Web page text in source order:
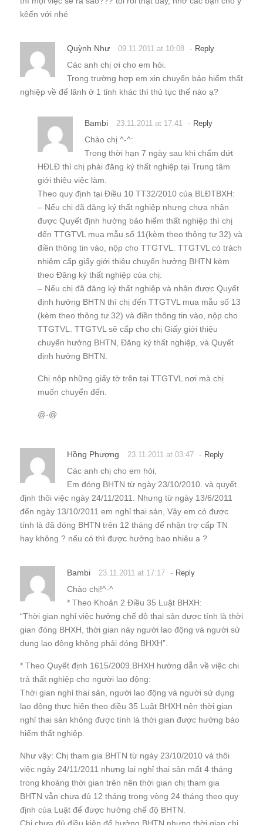
kêến với nhé
Quỳnh Như 09.11.2011 at 10:08 - Reply
Các anh chị ơi cho em hỏi.
Trong trường hợp em xin chuyển bảo hiểm thất
nghiệp về để lãnh ở 1 tỉnh khác thì thủ tục thế nào ạ?
Bambi 23.11.2011 at 17:41 - Reply
Chào chị ^-^:
Trong thời hạn 7 ngày sau khi chấm dứt
HĐLĐ thì chị phải đăng ký thất nghiệp tại Trung tâm
giới thiệu việc làm.
Theo quy định tại Điều 10 TT32/2010 của BLĐTBXH:
– Nếu chị đã đăng ký thất nghiệp nhưng chưa nhận
được Quyết định hưởng bảo hiểm thất nghiệp thì chị
đến TTGTVL mua mẫu số 11(kèm theo thông tư 32) và
điền thông tin vào, nộp cho TTGTVL. TTGTVL có trách
nhiệm cấp giấy giới thiệu chuyển hưởng BHTN kèm
theo Đăng ký thất nghiệp của chị.
– Nếu chị đã đăng ký thất nghiệp và nhận được Quyết
định hưởng BHTN thì chị đến TTGTVL mua mẫu số 13
(kèm theo thông tư 32) và điền thông tin vào, nộp cho
TTGTVL. TTGTVL sẽ cấp cho chị Giấy giới thiệu
chuyển hưởng BHTN, Đăng ký thất nghiệp, và Quyết
định hưởng BHTN.
Chị nộp những giấy tờ trên tại TTGTVL nơi mà chị
muốn chuyển đến.
@-@
Hồng Phượng 23.11.2011 at 03:47 - Reply
Các anh chị cho em hỏi,
Em đóng BHTN từ ngày 23/10/2010. và quyết
định thôi việc ngày 24/11/2011. Nhưng từ ngày 13/6/2011
đến ngày 13/10/2011 em nghỉ thai sản, Vậy em có được
tính là đã đóng BHTN trên 12 tháng để nhận trợ cấp TN
hay không ? nếu có thì được hưởng bao nhiêu a ?
Bambi 23.11.2011 at 17:17 - Reply
Chào chị!^-^
* Theo Khoản 2 Điều 35 Luật BHXH:
“Thời gian nghỉ việc hưởng chế độ thai sản được tính là thời
gian đóng BHXH, thời gian này người lao động và người sử
dụng lao động không phải đóng BHXH”.
* Theo Quyết định 1615/2009.BHXH hướng dẫn về việc chi
trả thất nghiệp cho người lao động:
Thời gian nghỉ thai sản, người lao động và người sử dụng
lao động thực hiên theo điều 35 Luật BHXH nên thời gian
nghỉ thai sản không được tính là thời gian được hưởng bảo
hiểm thất nghiệp.
Như vậy: Chị tham gia BHTN từ ngày 23/10/2010 và thôi
việc ngày 24/11/2011 nhưng lại nghỉ thai sản mất 4 tháng
trong khoảng thời gian trên nên thời gian chị tham gia
BHTN vẫn chưa đủ 12 tháng trong vòng 24 tháng theo quy
định của Luật để được hưởng chế độ BHTN.